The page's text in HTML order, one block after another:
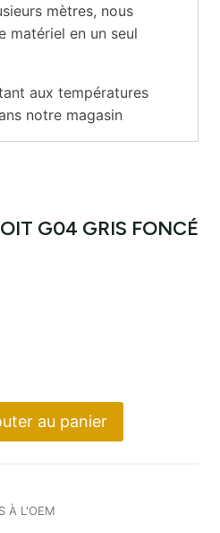
mètres, nous
matériel en un seul
aux températures
notre magasin
G04 GRIS FONCÉ
au panier
À L'OEM